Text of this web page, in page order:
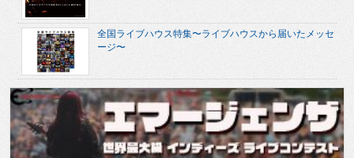
全国ライブハウス特集〜ライブハウスから届いたメッセ
ージ〜